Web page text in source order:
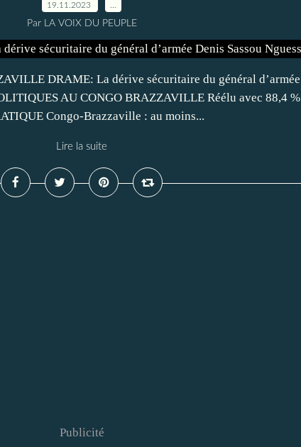
19.11.2023
Par LA VOIX DU PEUPLE
DRAME: La dérive sécuritaire du général
AU CONGO BRAZZAVILLE Réélu avec 88,4
Congo-Brazzaville : au moins...
Lire la suite
Publicité